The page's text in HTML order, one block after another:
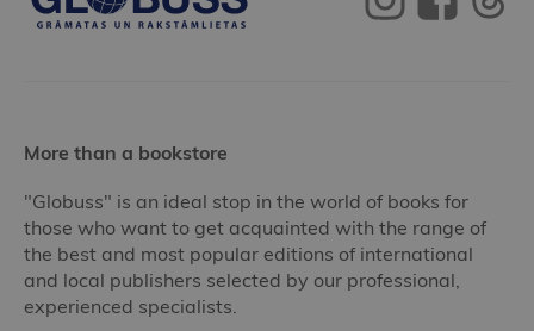
More than a bookstore
"Globuss" is an ideal stop in the world of books for
those who want to get acquainted with the range of
the best and most popular editions of international
and local publishers selected by our professional,
experienced specialists.